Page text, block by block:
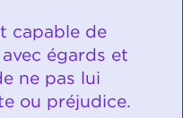
capable de
égards et
ne pas lui
ou préjudice.